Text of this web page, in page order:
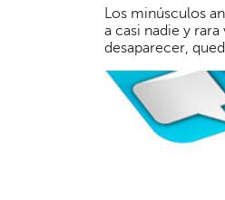
Los minúsculos
a casi nadie y
desaparecer,